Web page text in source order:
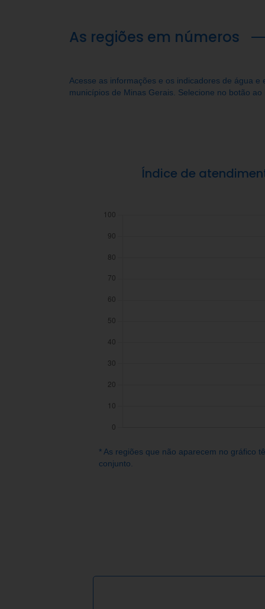
As regiões em números
Acesse as informações e os indicadores de água e
municípios de Minas Gerais. Selecione no botão ao
Índice de
* As regiões que não aparecem no gráfico
conjunto.